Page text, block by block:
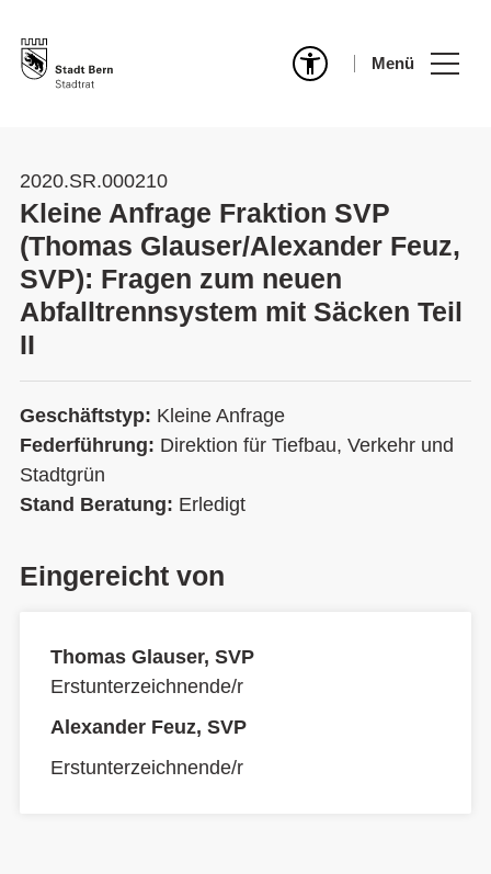
Menü
2020.SR.000210
Kleine Anfrage Fraktion SVP
(Thomas Glauser/Alexander Feuz,
SVP): Fragen zum neuen
Abfalltrennsystem mit Säcken Teil
II
Geschäftstyp: Kleine Anfrage
Federführung: Direktion für Tiefbau, Verkehr und
Stadtgrün
Stand Beratung: Erledigt
Eingereicht von
Thomas Glauser, SVP
Erstunterzeichnende/r
Alexander Feuz, SVP
Erstunterzeichnende/r